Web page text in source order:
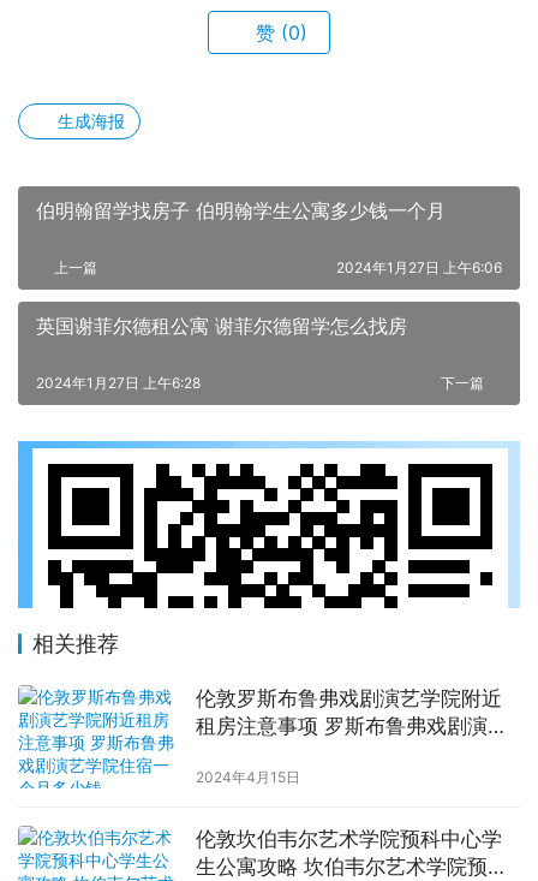
赞 (0)
生成海报
伯明翰留学找房子 伯明翰学生公寓多少钱一个月
上一篇 2024年1月27日 上午6:06
英国谢菲尔德租公寓 谢菲尔德留学怎么找房
下一篇
2024年1月27日 上午6:28
相关推荐
伦敦罗斯布鲁弗戏剧演艺学院附近
租房注意事项 罗斯布鲁弗戏剧演艺
2024年4月15日
伦敦坎伯韦尔艺术学院预科中心学
生公寓攻略 坎伯韦尔艺术学院预科